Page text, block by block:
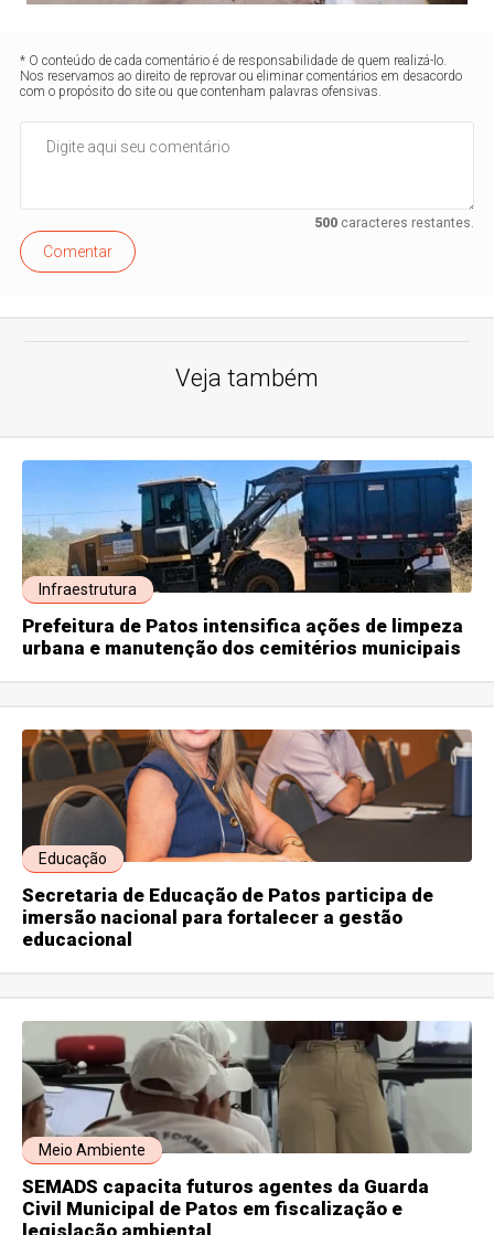
* O conteúdo de cada comentário é de responsabilidade de quem realizá-lo.
Nos reservamos ao direito de reprovar ou eliminar comentários em desacordo
com o propósito do site ou que contenham palavras ofensivas.
500caracteres restantes.
Comentar
Veja também
Infraestrutura
Prefeitura de Patos intensifica ações de limpeza
urbana e manutenção dos cemitérios municipais
Educação
Secretaria de Educação de Patos participa de
imersão nacional para fortalecer a gestão
educacional
Meio Ambiente
SEMADS capacita futuros agentes da Guarda
Civil Municipal de Patos em fiscalização e